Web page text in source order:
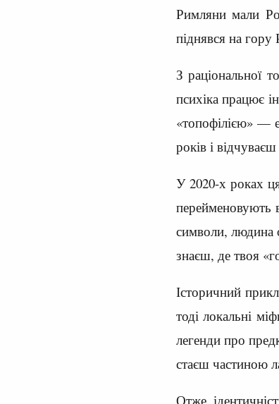
Римляни мали
піднявся на
З раціональної
психіка працює
«топофілією» —
років і
У 2020-х роках
перейменовують
символи, людина
знаєш, де твоя
Історичний
тоді локальні
легенди про
стаєш частиною
Отже,